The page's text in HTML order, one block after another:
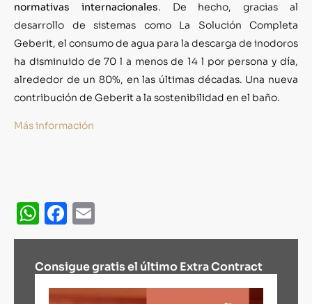
normativas internacionales. De hecho, gracias al
desarrollo de sistemas como La Solución Completa
Geberit, el consumo de agua para la descarga de inodoros
ha disminuido de 70 l a menos de 14 l por persona y día,
alrededor de un 80%, en las últimas décadas. Una nueva
contribución de Geberit a la sostenibilidad en el baño.
Más información
WhatsApp
Facebook
Consigue gratis el último Extra Contract